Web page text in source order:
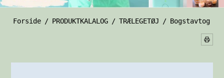
Forside / PRODUKTKALALOG / TRÆLEGETØJ / Bogstavtog